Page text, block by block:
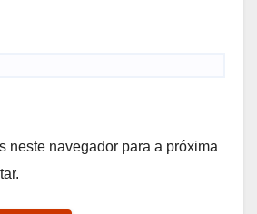
neste navegador para a próxima